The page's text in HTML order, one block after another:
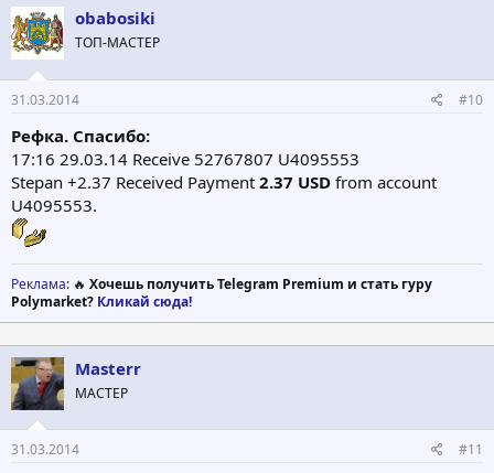
obabosiki
ТОП-МАСТЕР
31.03.2014 #10
Рефка. Спасибо:
17:16 29.03.14 Receive 52767807 U4095553
Stepan +2.37 Received Payment 2.37 USD from account
U4095553.
Реклама: 🔥 Хочешь получить Telegram Premium и стать гуру
Polymarket? Кликай сюда!
Masterr
МАСТЕР
31.03.2014 #11